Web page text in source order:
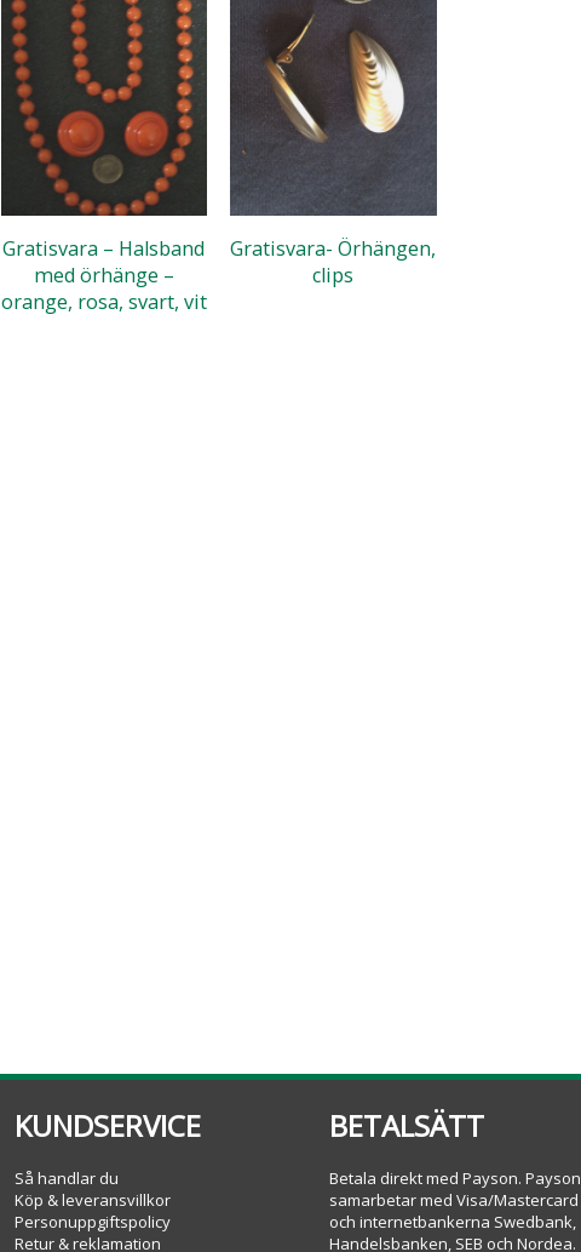
Gratisvara – Halsband
med örhänge –
orange, rosa, svart, vit
Gratisvara- Örhängen,
clips
KUNDSERVICE
Så handlar du
Köp & leveransvillkor
Personuppgiftspolicy
Retur & reklamation
BETALSÄTT
Betala direkt med Payson. Payson
samarbetar med Visa/Mastercard
och internetbankerna Swedbank,
Handelsbanken, SEB och Nordea.